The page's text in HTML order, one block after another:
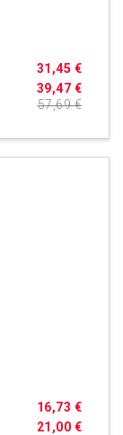
39,47 €
31,45 €
57,69 €
21,00 €
16,73 €